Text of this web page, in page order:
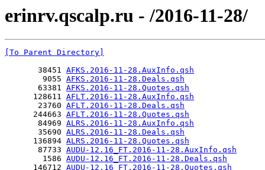
erinrv.qscalp.ru - /2016-11-28/
[To Parent Directory]
       38451
AFKS.2016-11-28.AuxInfo.qsh
        9055
AFKS.2016-11-28.Deals.qsh
       63381
AFKS.2016-11-28.Quotes.qsh
      128611
AFLT.2016-11-28.AuxInfo.qsh
       23760
AFLT.2016-11-28.Deals.qsh
      244663
AFLT.2016-11-28.Quotes.qsh
       84969
ALRS.2016-11-28.AuxInfo.qsh
       35690
ALRS.2016-11-28.Deals.qsh
      136894
ALRS.2016-11-28.Quotes.qsh
       87733
AUDU-12.16_FT.2016-11-28.AuxInfo.qsh
        1586
AUDU-12.16_FT.2016-11-28.Deals.qsh
      146712
AUDU-12.16_FT.2016-11-28.Quotes.qsh